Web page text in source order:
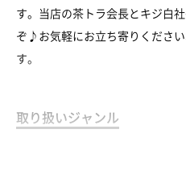
す。当店の茶トラ会長とキジ白
ぞ♪お気軽にお立ち寄りくださ
す。
取り扱いジャンル